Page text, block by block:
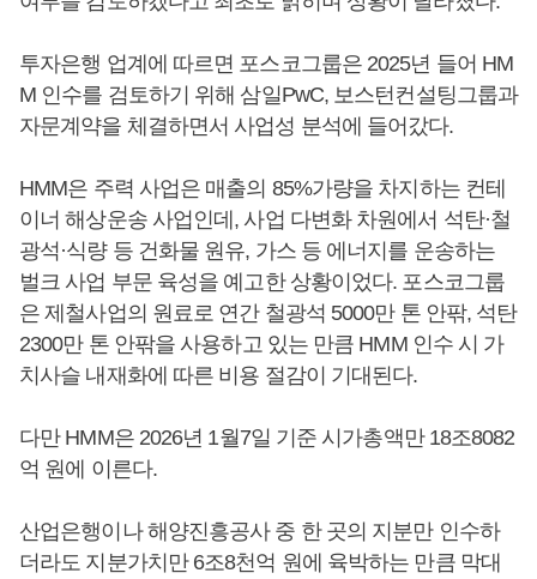
투자은행 업계에 따르면 포스코그룹은 2025년 들어 HM
M 인수를 검토하기 위해 삼일PwC, 보스턴컨설팅그룹과
자문계약을 체결하면서 사업성 분석에 들어갔다.
HMM은 주력 사업은 매출의 85%가량을 차지하는 컨테
이너 해상운송 사업인데, 사업 다변화 차원에서 석탄·철
광석·식량 등 건화물 원유, 가스 등 에너지를 운송하는
벌크 사업 부문 육성을 예고한 상황이었다. 포스코그룹
은 제철사업의 원료로 연간 철광석 5000만 톤 안팎, 석탄
2300만 톤 안팎을 사용하고 있는 만큼 HMM 인수 시 가
치사슬 내재화에 따른 비용 절감이 기대된다.
다만 HMM은 2026년 1월7일 기준 시가총액만 18조8082
억 원에 이른다.
산업은행이나 해양진흥공사 중 한 곳의 지분만 인수하
더라도 지분가치만 6조8천억 원에 육박하는 만큼 막대